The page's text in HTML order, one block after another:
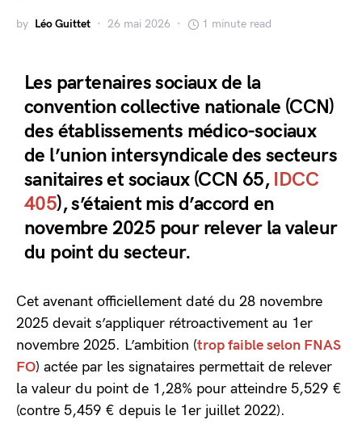
by Léo Guittet 26 mai 2026 1 minute read
Les partenaires sociaux de la
convention collective nationale (CCN)
des établissements médico-sociaux
de l’union intersyndicale des secteurs
sanitaires et sociaux (CCN 65, IDCC
405), s’étaient mis d’accord en
novembre 2025 pour relever la valeur
du point du secteur.
Cet avenant officiellement daté du 28 novembre
2025 devait s’appliquer rétroactivement au 1er
novembre 2025. L’ambition (trop faible selon FNAS
FO) actée par les signataires permettait de relever
la valeur du point de 1,28% pour atteindre 5,529 €
(contre 5,459 € depuis le 1er juillet 2022).